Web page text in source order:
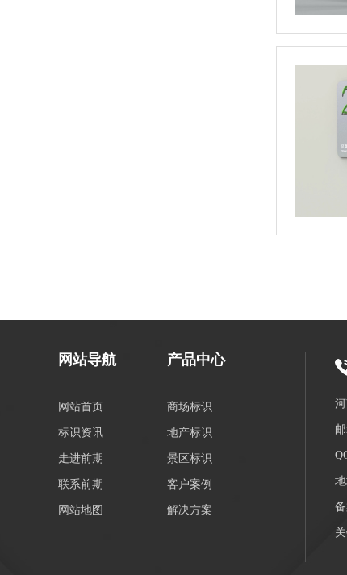
网站导航
网站首页
标识资讯
走进前期
联系前期
网站地图
产品中心
商场标识
地产标识
景区标识
客户案例
解决方案